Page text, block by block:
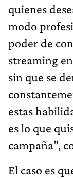
quienes
modo
poder de
streaming en
sin que se
estas
es lo que
campaña”,
El caso es